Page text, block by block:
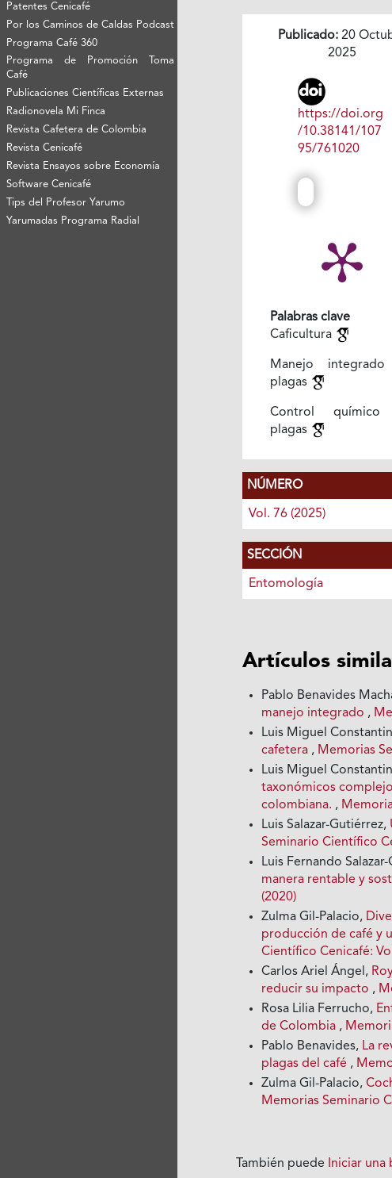
Patentes Cenicafé
Por los Caminos de Caldas Podcast
Programa Café 360
Programa de Promoción Toma
Café
Publicaciones Científicas Externas
Radionovela Mi Finca
Revista Cafetera de Colombia
Revista Cenicafé
Revista Ensayos sobre Economía
Software Cenicafé
Tips del Profesor Yarumo
Yarumadas Programa Radial
Publicado:20
2025
https://doi.org
/10.38141/107
95/761020
Palabras clave
Caficultura
Manejo
plagas
Control
plagas
NÚMERO
Vol. 76 (2025)
SECCIÓN
Entomología
Artículos
Pablo Benavides
manejo integrado ,
Luis Miguel
cafetera , Memorias
Luis Miguel
taxonómicos
colombiana. ,
Luis Salazar-Gutiérrez,
Seminario Científico
Luis Fernando
manera rentable y
(2020)
Zulma Gil-Palacio,
producción de café y
Científico Cenicafé:
Carlos Ariel Ángel,
reducir su impacto ,
Rosa Lilia Ferrucho,
de Colombia ,
Pablo Benavides, La
plagas del café ,
Zulma Gil-Palacio,
Memorias Seminario
También puede Iniciar